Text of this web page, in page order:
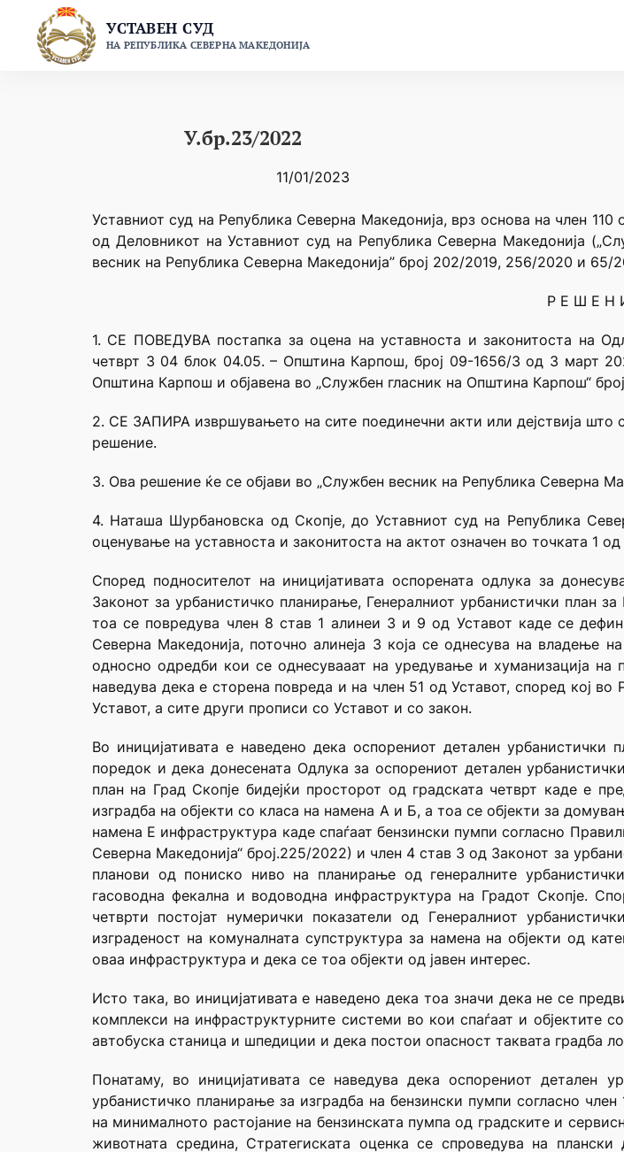
content
УСТАВЕН СУД
НА РЕПУБЛИКА СЕВЕРНА МАКЕДОНИЈА
У.бр.23/2022
11/01/2023
Уставниот суд на Република Северна Македонија, врз основа на член
од Деловникот на Уставниот суд на Република Северна Македонија
весник на Република Северна Македонија” број 202/2019, 256/2020 и 65/
Р Е Ш Е Н
1. СЕ ПОВЕДУВА постапка за оцена на уставноста и законитоста на
четврт 3 04 блок 04.05. – Општина Карпош, број 09-1656/3 од 3 март
Општина Карпош и објавена во „Службен гласник на Општина Карпош“
2. СЕ ЗАПИРА извршувањето на сите поединечни акти или дејствија што
решение.
3. Ова решение ќе се објави во „Службен весник на Република Северна
4. Наташа Шурбановска од Скопје, до Уставниот суд на Република
оценување на уставноста и законитоста на актот означен во точката 1
Според подносителот на иницијативата оспорената одлука за
Законот за урбанистичко планирање, Генералниот урбанистички план
тоа се повредува член 8 став 1 алинеи 3 и 9 од Уставот каде се
Северна Македонија, поточно алинеја 3 која се однесува на владење
односно одредби кои се однесувааат на уредување и хуманизација
наведува дека е сторена повреда и на член 51 од Уставот, според кој
Уставот, а сите други прописи со Уставот и со закон.
Во иницијативата е наведено дека оспорениот детален
поредок и дека донесената Одлука за оспорениот детален
план на Град Скопје бидејќи просторот од градската четврт каде е
изградба на објекти со класа на намена А и Б, а тоа се објекти за
намена Е инфраструктура каде спаѓаат бензински пумпи согласно
Северна Македонија“ број.225/2022) и член 4 став 3 од Законот за
планови од пониско ниво на планирање од генералните
гасоводна фекална и водоводна инфраструктура на Градот Скопје.
четврти постојат нумерички показатели од Гeнералниот
изграденост на комуналната супструктура за намена на објекти од
оваа инфраструктура и дека се тоа објекти од јавен интерес.
Исто така, во иницијативата е наведено дека тоа значи дека не се
комплекси на инфраструктурните системи во кои спаѓаат и објектите
автобуска станица и шпедиции и дека постои опасност таквата градба
Понатаму, во иницијативата се наведува дека оспорениот детален
урбанистичко планирање за изградба на бензински пумпи согласно
на минималното растојание на бензинската пумпа од градските и
животната средина, Стратегиската оценка се спроведува на